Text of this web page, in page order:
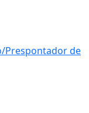
Prespontador de